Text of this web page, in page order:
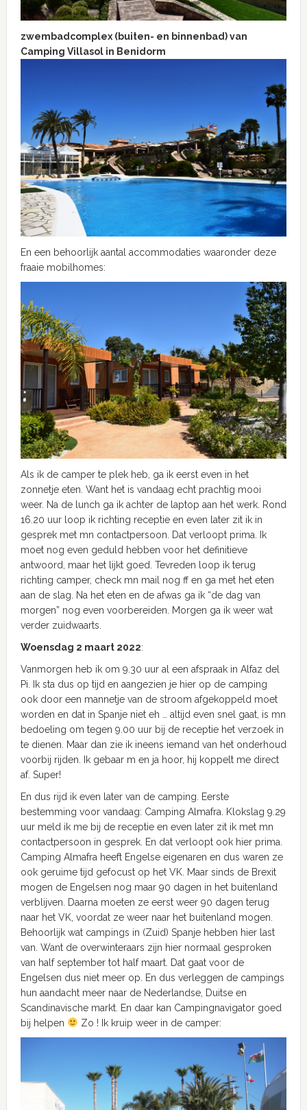
zwembadcomplex (buiten- en binnenbad) van
Camping Villasol in Benidorm
En een behoorlijk aantal accommodaties waaronder deze
fraaie mobilhomes:
Als ik de camper te plek heb, ga ik eerst even in het
zonnetje eten. Want het is vandaag echt prachtig mooi
weer. Na de lunch ga ik achter de laptop aan het werk. Rond
16.20 uur loop ik richting receptie en even later zit ik in
gesprek met mn contactpersoon. Dat verloopt prima. Ik
moet nog even geduld hebben voor het definitieve
antwoord, maar het lijkt goed. Tevreden loop ik terug
richting camper, check mn mail nog ff en ga met het eten
aan de slag. Na het eten en de afwas ga ik “de dag van
morgen” nog even voorbereiden. Morgen ga ik weer wat
verder zuidwaarts.
Woensdag 2 maart 2022:
Vanmorgen heb ik om 9.30 uur al een afspraak in Alfaz del
Pi. Ik sta dus op tijd en aangezien je hier op de camping
ook door een mannetje van de stroom afgekoppeld moet
worden en dat in Spanje niet eh … altijd even snel gaat, is mn
bedoeling om tegen 9.00 uur bij de receptie het verzoek in
te dienen. Maar dan zie ik ineens iemand van het onderhoud
voorbij rijden. Ik gebaar m en ja hoor, hij koppelt me direct
af. Super!
En dus rijd ik even later van de camping. Eerste
bestemming voor vandaag: Camping Almafra. Klokslag 9.29
uur meld ik me bij de receptie en even later zit ik met mn
contactpersoon in gesprek. En dat verloopt ook hier prima.
Camping Almafra heeft Engelse eigenaren en dus waren ze
ook geruime tijd gefocust op het VK. Maar sinds de Brexit
mogen de Engelsen nog maar 90 dagen in het buitenland
verblijven. Daarna moeten ze eerst weer 90 dagen terug
naar het VK, voordat ze weer naar het buitenland mogen.
Behoorlijk wat campings in (Zuid) Spanje hebben hier last
van. Want de overwinteraars zijn hier normaal gesproken
van half september tot half maart. Dat gaat voor de
Engelsen dus niet meer op. En dus verleggen de campings
hun aandacht meer naar de Nederlandse, Duitse en
Scandinavische markt. En daar kan Campingnavigator goed
bij helpen
Zo ! Ik kruip weer in de camper: